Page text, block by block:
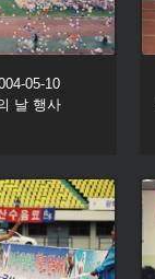
05-10
날 행사